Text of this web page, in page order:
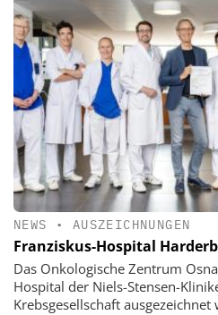
NEWS • AUSZEICHNUNGEN
Franziskus-Hospital
Das Onkologische Zentrum
Hospital der Niels-Stensen-
Krebsgesellschaft ausgezeichnet